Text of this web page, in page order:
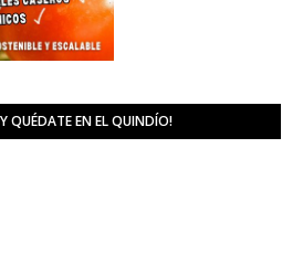
Y QUÉDATE EN EL QUINDÍO!